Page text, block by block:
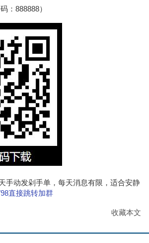
：888888）
手动发剁手单，每天消息有限，适合安静
直接跳转加群
收藏本文